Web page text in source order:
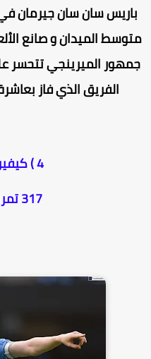
باريس سان سان جيرمان في
الميدان و صانع
الميرينجي تتحسر
الفريق الذي فاز بعاشرة
317 تمريرة حاسمة